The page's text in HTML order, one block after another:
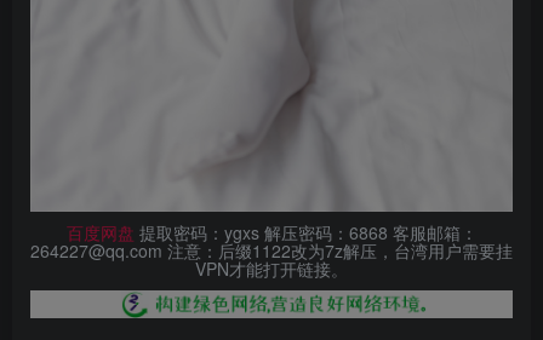
百度网盘 提取密码：ygxs 解压密码：6868 客服邮箱：
264227@qq.com 注意：后缀1122改为7z解压，台湾用户需要挂
VPN才能打开链接。